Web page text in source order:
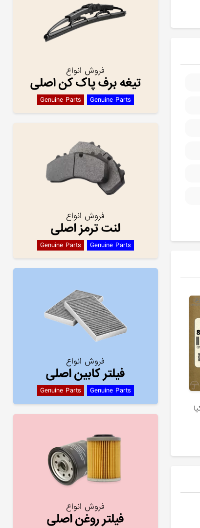
فروش انواع
تیغه برف پاک کن اصلی
Genuine Parts Genuine Parts
فروش انواع
لنت ترمز اصلی
Genuine Parts Genuine Parts
فروش انواع
فیلتر کابین اصلی
Genuine Parts Genuine Parts
فروش انواع
فیلتر روغن اصلی